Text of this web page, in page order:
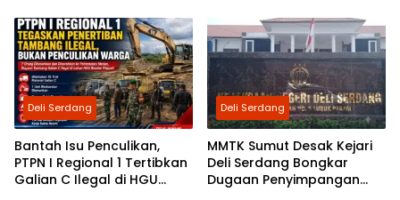
Pesantren dan Guru Ngaji
PT Tirta Sibayakindo
Deli Serdang
Bantah Isu Penculikan,
PTPN I Regional 1 Tertibkan
Galian C Ilegal di HGU
Deli Serdang
MMTK Sumut Desak Kejari
Deli Serdang Bongkar
Dugaan Penyimpangan